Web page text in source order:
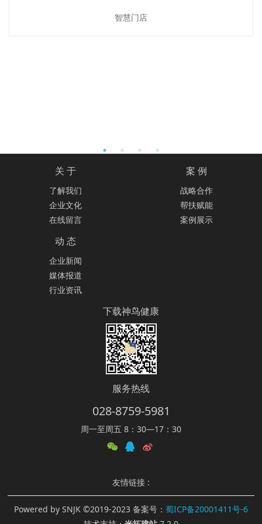
智慧门店
关 于
了解我们
企业文化
在线留言
案 例
战略合作
帮扶赋能
案例展示
动 态
企业新闻
媒体报道
行业资讯
下载神鸟健康
服务热线
028-8759-5981
周一至周五 8：30—17：30
友情链接 :
Powered by SNJK ©2019-2023 备案号： 蜀ICP备20001411号-6